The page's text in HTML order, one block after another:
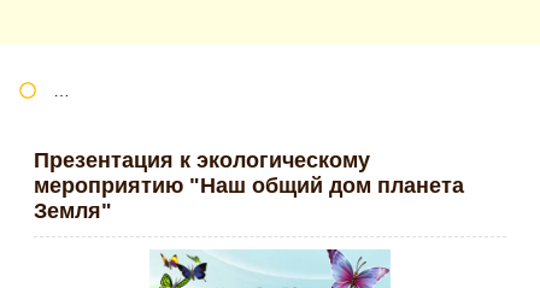
Презентация к экологическому
мероприятию "Наш общий дом планета
Земля"